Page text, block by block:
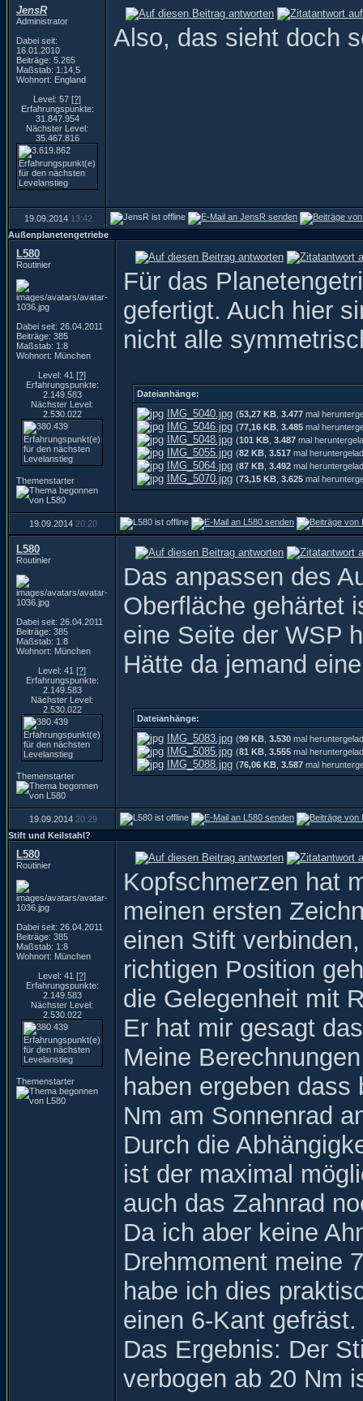
JensR
Administrator
Dabei seit:
16.01.2010
Beiträge: 5.265
Maßstab: 1:14,5
Wohnort: England
Level: 57 [?]
Erfahrungspunkte:
31.847.954
Nächster Level:
35.467.816
Also, das sieht doch
19.09.2014 13:42
Außenplanetengetriebe
L580
Routinier
Dabei seit: 26.04.2011
Beiträge: 385
Maßstab: 1:8
Wohnort: München
Level: 41 [?]
Erfahrungspunkte:
2.149.583
Nächster Level:
2.530.022
Themenstarter
Für das
gefertigt. Auch hier
nicht alle
Dateianhänge:
IMG_5040.jpg (53,27 KB 3.477 mal
IMG_5046.jpg (77,16 KB 3.485 mal
IMG_5048.jpg (101 KB 3.487 mal
IMG_5055.jpg (82 KB 3.517 mal
IMG_5064.jpg (87 KB 3.492 mal
IMG_5070.jpg (73,15 KB 3.625 mal
19.09.2014 20:20
L580
Routinier
Dabei seit: 26.04.2011
Beiträge: 385
Maßstab: 1:8
Wohnort: München
Level: 41 [?]
Erfahrungspunkte:
2.149.583
Nächster Level:
2.530.022
Themenstarter
Das anpassen des
Oberfläche gehärtet
eine Seite der WSP
Hätte da jemand
Dateianhänge:
IMG_5083.jpg (99 KB 3.530 mal
IMG_5085.jpg (81 KB 3.555 mal
IMG_5088.jpg (76,06 KB 3.587 mal
19.09.2014 20:29
Stift und Keilstahl?
L580
Routinier
Dabei seit: 26.04.2011
Beiträge: 385
Maßstab: 1:8
Wohnort: München
Level: 41 [?]
Erfahrungspunkte:
2.149.583
Nächster Level:
2.530.022
Themenstarter
Kopfschmerzen hat
meinen ersten
einen Stift
richtigen Position
die Gelegenheit mit
Er hat mir gesagt
Meine
haben ergeben
Nm am Sonnenrad
Durch die
ist der maximal
auch das Zahnrad
Da ich aber keine
Drehmoment meine
habe ich dies
einen 6-Kant gefräst.
Das Ergebnis: Der
verbogen ab 20 Nm